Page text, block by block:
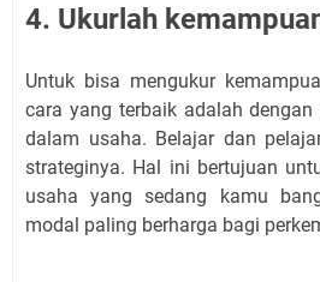
4. Ukurlah
Untuk bisa mengukur
cara yang terbaik adalah
dalam usaha. Belajar dan
strateginya. Hal ini bertujuan
usaha yang sedang kamu
modal paling berharga bagi